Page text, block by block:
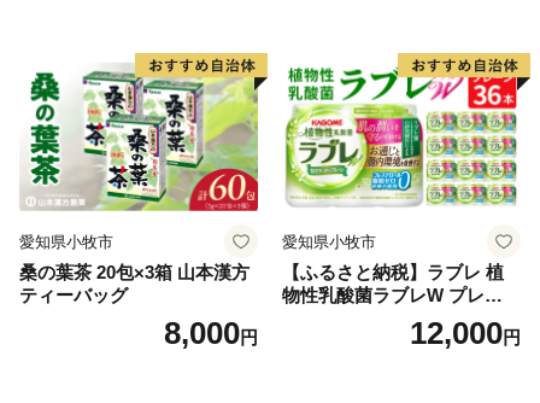
愛知県小牧市
桑の葉茶 20包×3箱 山本漢方
ティーバッグ
8,000円
愛知県小牧市
【ふるさと納税】ラブレ 植
物性乳酸菌ラブレW プレーン
36本 80ml 甘さすっきり 砂糖
不使用 コレステロール 脂肪
12,000円